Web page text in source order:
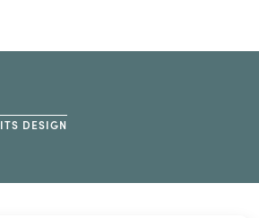
DESIGN